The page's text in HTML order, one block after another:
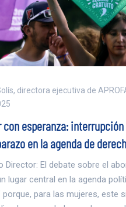
directora ejecutiva de
con esperanza:
en la agenda de
Director: El debate sobre el
lugar central en la agenda
porque, para las mujeres, este